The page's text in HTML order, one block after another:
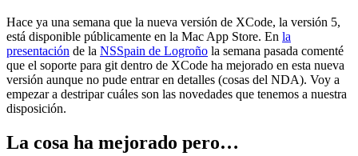
Hace ya una semana que la nueva versión de XCode, la versión 5,
está disponible públicamente en la Mac App Store. En la
presentación de la NSSpain de Logroño la semana pasada comenté
que el soporte para git dentro de XCode ha mejorado en esta nueva
versión aunque no pude entrar en detalles (cosas del NDA). Voy a
empezar a destripar cuáles son las novedades que tenemos a nuestra
disposición.
La cosa ha mejorado pero…